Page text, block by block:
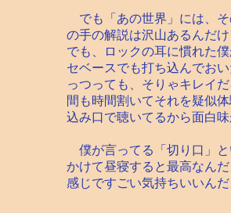
でも「あの世界」には、そ
の手の解説は沢山あるんだ
でも、ロックの耳に慣れた
セベースでも打ち込んでお
っつっても、そりゃキレイ
間も時間割いてそれを疑似
込み口で聴いてるから面白
僕が言ってる「切り口」と
かけて昼寝すると最高なん
感じですごい気持ちいいん